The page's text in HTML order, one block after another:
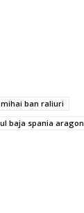
mihai ban raliuri
baja spania aragon